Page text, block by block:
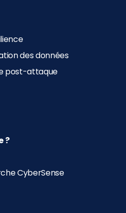
des données
post-attaque
?
CyberSense